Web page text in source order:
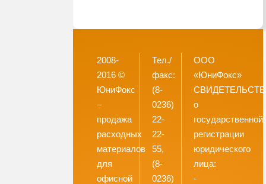
2008-
2016 ©
ЮниФокс
–
продажа
расходных
материалов
для
офисной
Тел./
факс:
(8-
0236)
22-
22-
55,
(8-
0236)
ООО
«ЮниФокс»
о
государственной
регистрации
юридического
лица:
-